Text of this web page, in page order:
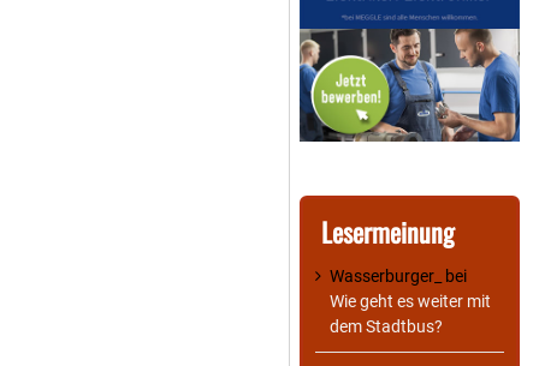
Lesermeinung
Wasserburger_
bei
Wie geht es weiter mit
dem Stadtbus?